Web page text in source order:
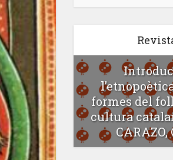
formes del
cultura
CARAZO,